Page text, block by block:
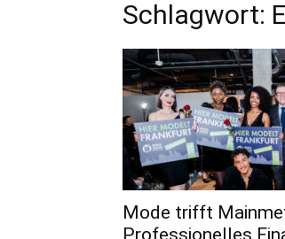
Schlagwort:
Mode trifft
Professionelles